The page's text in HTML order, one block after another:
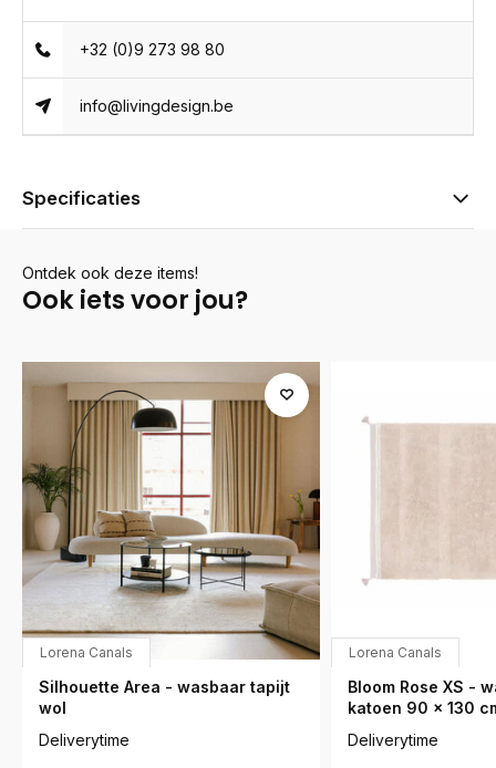
+32 (0)9 273 98 80
info@livingdesign.be
Specificaties
Ontdek ook deze items!
Ook iets voor jou?
Lorena Canals
Silhouette Area - wasbaar tapijt
wol
Deliverytime
Lorena Canals
Bloom Rose XS -
katoen 90 x 130
Deliverytime